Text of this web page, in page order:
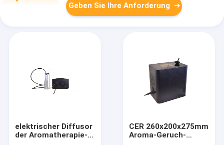
Geben Sie Ihre Anforderung
elektrischer Diffusor
der Aromatherapie-
CER 260x200x275mm
Aroma-Geruch-